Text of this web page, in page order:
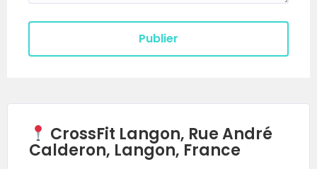
CrossFit Langon, Rue André
Calderon, Langon, France